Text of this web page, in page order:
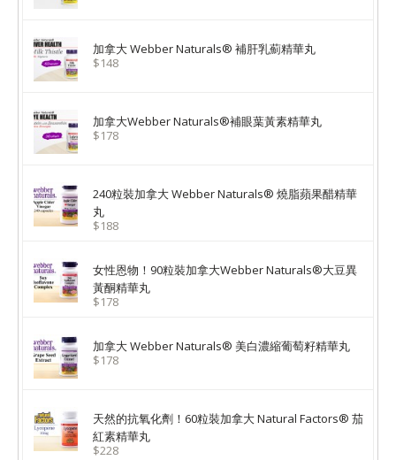
加拿大 Webber Naturals® 補肝乳薊精華丸
$148
加拿大Webber Naturals®補眼葉黃素精華丸
$178
240粒裝加拿大 Webber Naturals® 燒脂蘋果醋精華
丸
$188
女性恩物！90粒裝加拿大Webber Naturals®大豆異
黃酮精華丸
$178
加拿大 Webber Naturals® 美白濃縮葡萄籽精華丸
$178
天然的抗氧化劑！60粒裝加拿大 Natural Factors® 茄
紅素精華丸
$228